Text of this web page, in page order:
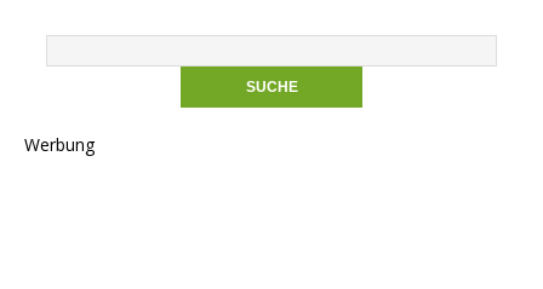
Werbung